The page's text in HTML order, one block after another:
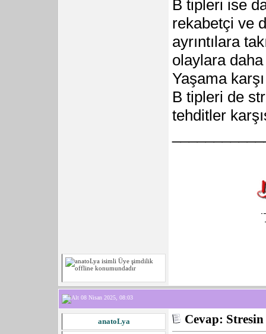
B tipleri ise
rekabetçi ve
ayrıntılara
olaylara daha
Yaşama
B tipleri de
tehditler
08 Nisan 2025, 08:03
anatoLya Cevap: